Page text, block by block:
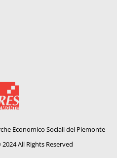
Economico Sociali del Piemonte
All Rights Reserved